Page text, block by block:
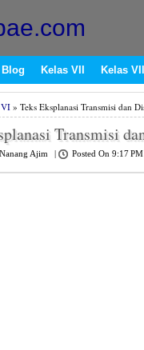
Blog Kelas VII Kelas VIII
VI» Teks Eksplanasi Transmisi dan
Transmisi
Ajim Posted On 9:17 PM